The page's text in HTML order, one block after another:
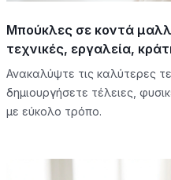
Μπούκλες σε κοντά
τεχνικές, εργαλεία,
Ανακαλύψτε τις καλύτερες
δημιουργήσετε τέλειες,
με εύκολο τρόπο.